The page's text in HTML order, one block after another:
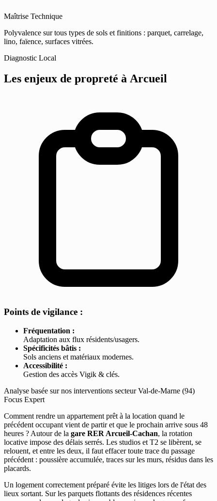
Maîtrise Technique
Polyvalence sur tous types de sols et finitions : parquet, carrelage,
lino, faïence, surfaces vitrées.
Diagnostic Local
Les enjeux de propreté à Arcueil
Points de vigilance :
Fréquentation :
Adaptation aux flux résidents/usagers.
Spécificités bâtis :
Sols anciens et matériaux modernes.
Accessibilité :
Gestion des accès Vigik & clés.
Analyse basée sur nos interventions secteur Val-de-Marne (94)
Focus Expert
Comment rendre un appartement prêt à la location quand le
précédent occupant vient de partir et que le prochain arrive sous 48
heures ? Autour de la gare RER Arcueil-Cachan, la rotation
locative impose des délais serrés. Les studios et T2 se libèrent, se
relouent, et entre les deux, il faut effacer toute trace du passage
précédent : poussière accumulée, traces sur les murs, résidus dans les
placards.
Un logement correctement préparé évite les litiges lors de l'état des
lieux sortant. Sur les parquets flottants des résidences récentes